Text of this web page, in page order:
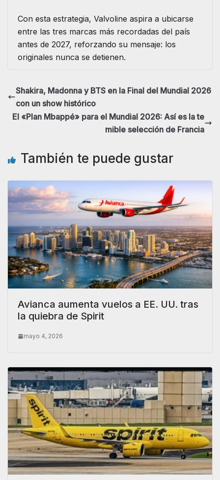
Con esta estrategia, Valvoline aspira a ubicarse
entre las tres marcas más recordadas del país
antes de 2027, reforzando su mensaje: los
originales nunca se detienen.
Shakira, Madonna y BTS en la Final del Mundial 2026
con un show histórico
El «Plan Mbappé» para el Mundial 2026: Así es la te
mible selección de Francia
También te puede gustar
Avianca aumenta vuelos a EE. UU. tras
la quiebra de Spirit
mayo 4, 2026